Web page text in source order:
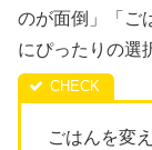
のが面倒」「ご
にぴったりの選
ごはんを変